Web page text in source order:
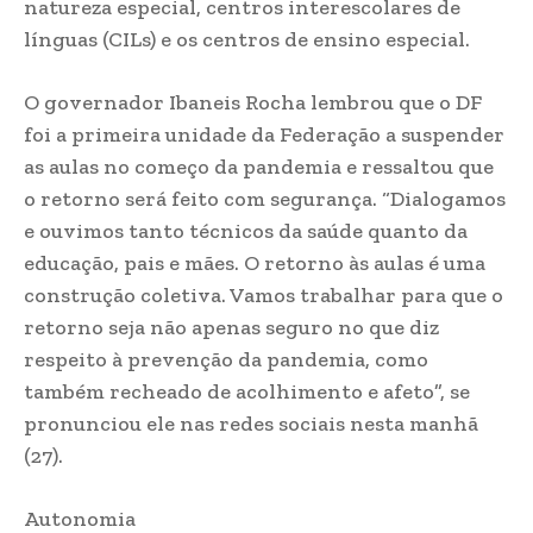
natureza especial, centros interescolares de
línguas (CILs) e os centros de ensino especial.
O governador Ibaneis Rocha lembrou que o DF
foi a primeira unidade da Federação a suspender
as aulas no começo da pandemia e ressaltou que
o retorno será feito com segurança. “Dialogamos
e ouvimos tanto técnicos da saúde quanto da
educação, pais e mães. O retorno às aulas é uma
construção coletiva. Vamos trabalhar para que o
retorno seja não apenas seguro no que diz
respeito à prevenção da pandemia, como
também recheado de acolhimento e afeto”, se
pronunciou ele nas redes sociais nesta manhã
(27).
Autonomia